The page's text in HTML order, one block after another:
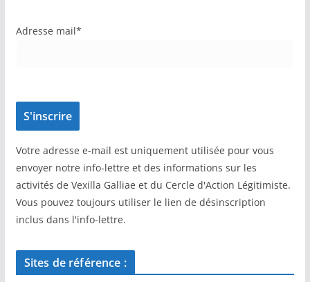
Adresse mail*
Votre adresse e-mail est uniquement utilisée pour vous
envoyer notre info-lettre et des informations sur les
activités de Vexilla Galliae et du Cercle d'Action Légitimiste.
Vous pouvez toujours utiliser le lien de désinscription
inclus dans l'info-lettre.
Sites de référence :